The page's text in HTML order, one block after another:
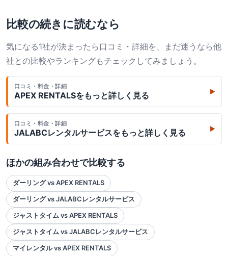
比較の続きに読むなら
気になる1社が決まったら口コミ・詳細を、まだ迷うなら他
社との比較やランキングもチェックしてみましょう。
口コミ・料金・詳細
APEX RENTALSをもっと詳しく見る ▶
口コミ・料金・詳細
JALABCレンタルサービスをもっと詳しく見る ▶
ほかの組み合わせで比較する
ダーリング vs APEX RENTALS
ダーリング vs JALABCレンタルサービス
ジャストタイム vs APEX RENTALS
ジャストタイム vs JALABCレンタルサービス
マイレンタル vs APEX RENTALS